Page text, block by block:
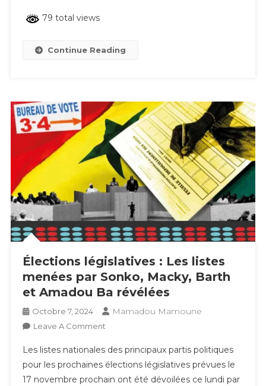
RTS
79 total views
Continue Reading
Élections législatives : Les listes
menées par Sonko, Macky, Barth
et Amadou Ba révélées
Octobre 7, 2024 Mamadou Mamoune
Leave A CommentOn
Législatives
:
Les
Les listes nationales des principaux partis politiques
pour les prochaines élections législatives prévues le
17 novembre prochain ont été dévoilées ce lundi par